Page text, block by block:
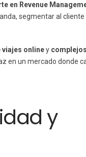
en Revenue
segmentar al
viajes onliney
en un mercado donde
y